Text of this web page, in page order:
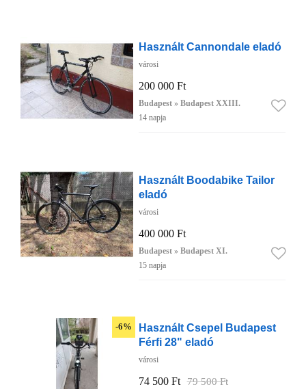
Használt Cannondale eladó
városi
200 000 Ft
Budapest » Budapest XXIII.
14 napja
Használt Boodabike Tailor
eladó
városi
400 000 Ft
Budapest » Budapest XI.
15 napja
-6%
Használt Csepel Budapest
Férfi 28" eladó
városi
74 500 Ft 79 500 Ft